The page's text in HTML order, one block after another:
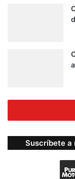
Suscríbete a